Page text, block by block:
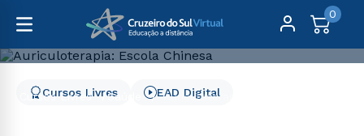
0
Cursos Livres Saúde Auriculoterapia: Escola Chinesa
Cursos Livres EAD Digital